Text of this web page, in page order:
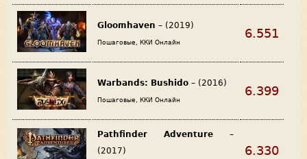
Gloomhaven – (2019)
Пошаговые, ККИ Онлайн
6.551
Warbands: Bushido – (2016)
Пошаговые, ККИ Онлайн
6.399
Pathfinder Adventure –
(2017)
6.330